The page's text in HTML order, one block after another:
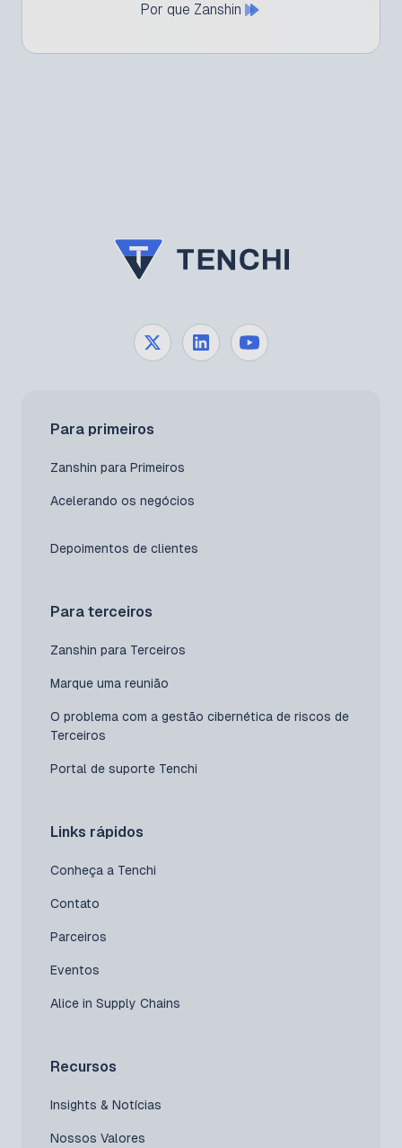
Por que Zanshin
Para primeiros
Zanshin para Primeiros
Acelerando os negócios
Depoimentos de clientes
Para terceiros
Zanshin para Terceiros
Marque uma reunião
O problema com a gestão cibernética de riscos de
Terceiros
Portal de suporte Tenchi
Links rápidos
Conheça a Tenchi
Contato
Parceiros
Eventos
Alice in Supply Chains
Recursos
Insights & Notícias
Nossos Valores